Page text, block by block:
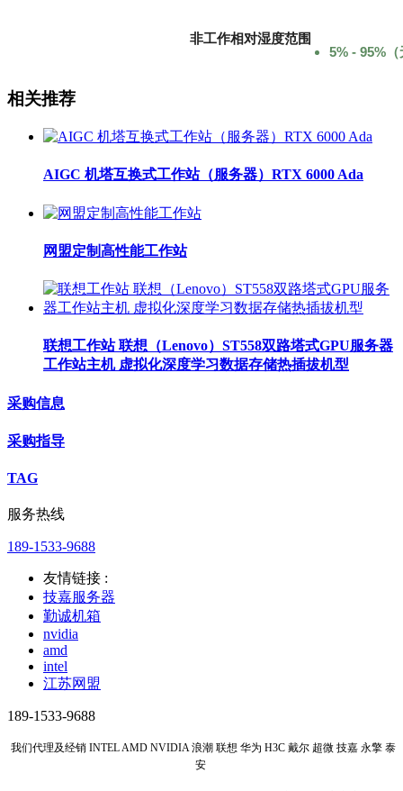
非工作相对湿度范围
5% - 95%
相关推荐
AIGC 机塔互换式工作站（服务器）RTX 6000 Ada
网盟定制高性能工作站
联想工作站 联想（Lenovo）ST558双路塔式GPU服务器
工作站主机 虚拟化深度学习数据存储热插拔机型
采购信息
采购指导
TAG
服务热线
189-1533-9688
友情链接 :
技嘉服务器
勤诚机箱
nvidia
amd
intel
江苏网盟
189-1533-9688
我们代理及经销 INTEL AMD NVIDIA 浪潮 联想 华为 H3C 戴尔 超微 技嘉 永擎 泰
安